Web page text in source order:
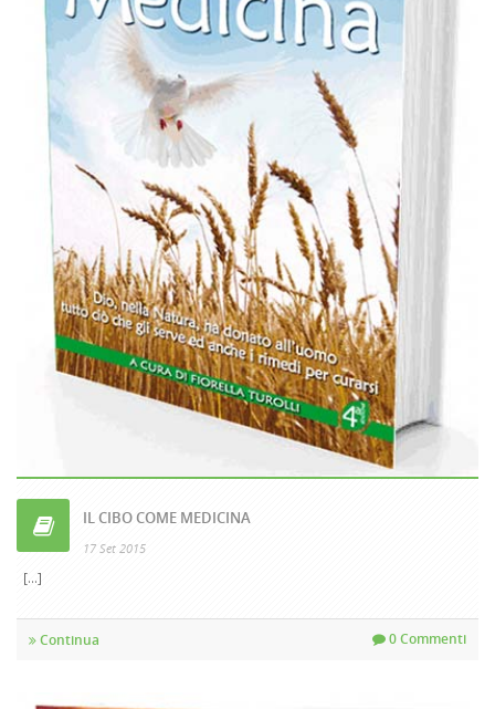
IL CIBO COME MEDICINA
17 Set 2015
[...]
Continua 0 Commenti